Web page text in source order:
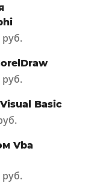
руб.
руб.
Basic
Vba
руб.